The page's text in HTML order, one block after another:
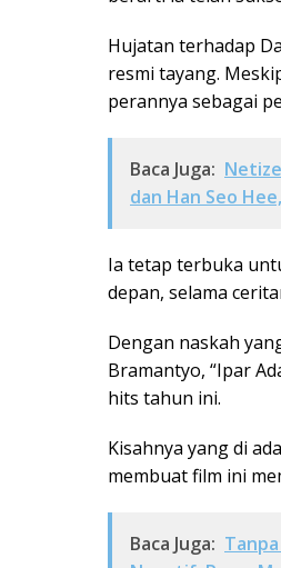
Hujatan terhadap
resmi tayang.
perannya sebagai
Baca Juga:
dan Han Seo
Ia tetap terbuka
depan, selama
Dengan naskah
Bramantyo, “Ipar
hits tahun ini.
Kisahnya yang di
membuat film ini
Baca Juga: